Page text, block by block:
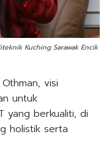
Kuching Sarawak Encik
visi
untuk
yang berkualiti, di
holistik serta